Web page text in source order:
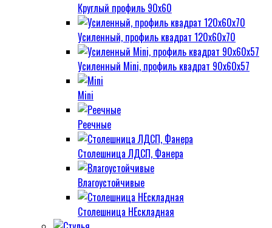
Круглый профиль 90х60
Усиленный, профиль квадрат 120х60х70
Усиленный Mini, профиль квадрат 90х60х57
Mini
Реечные
Столешница ЛДСП, Фанера
Влагоустойчивые
Столешница НЕскладная